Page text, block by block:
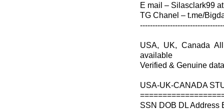
E mail – Silasclark99
TG Chanel – t.me/
USA, UK, Canada
available
Verified & Genuine data
USA-UK-CANADA
SSN DOB DL Address